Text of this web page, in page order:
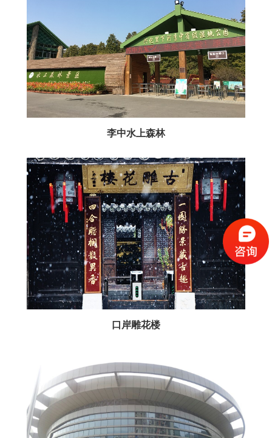
李中水上森林
口岸雕花楼